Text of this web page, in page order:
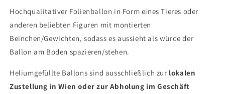
Hochqualitativer Folienballon in Form eines Tieres oder
anderen beliebten Figuren mit montierten
Beinchen/Gewichten, sodass es aussieht als würde der
Ballon am Boden spazieren/stehen.
Heliumgefüllte Ballons sind ausschließlich zur lokalen
Zustellung in Wien oder zur Abholung im Geschäft